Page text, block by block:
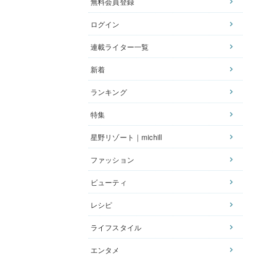
ログイン
連載ライター一覧
新着
ランキング
特集
星野リゾート｜michill
ファッション
ビューティ
レシピ
ライフスタイル
エンタメ